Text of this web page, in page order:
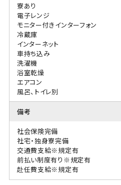
寮あり
電子レンジ
モニター付きインターフォン
冷蔵庫
インターネット
車持ち込み
洗濯機
浴室乾燥
エアコン
風呂、トイレ別
備考
社会保険完備
社宅・独身寮完備
交通費支給※規定有
前払い制度有り※規定有
赴任費支給※規定有